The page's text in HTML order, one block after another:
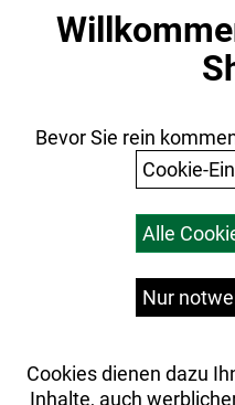
Datenschutz
Ihr Einkauf
Versandkosten
Bevor Sie rein
Cookie-
Alle
Nur
Cookies dienen dazu
Inhalte, auch